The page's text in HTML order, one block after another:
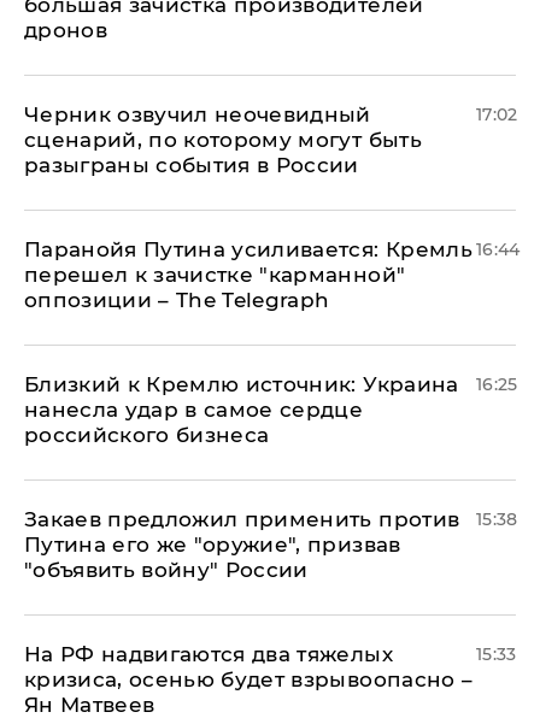
большая зачистка производителей
дронов
Черник озвучил неочевидный
сценарий, по которому могут быть
разыграны события в России
17:02
Паранойя Путина усиливается: Кремль
перешел к зачистке "карманной"
оппозиции – The Telegraph
16:44
Близкий к Кремлю источник: Украина
нанесла удар в самое сердце
российского бизнеса
16:25
Закаев предложил применить против
Путина его же "оружие", призвав
"объявить войну" России
15:38
На РФ надвигаются два тяжелых
кризиса, осенью будет взрывоопасно –
Ян Матвеев
15:33